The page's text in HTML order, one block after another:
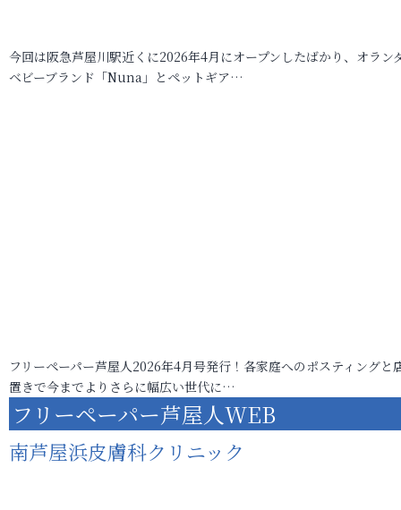
今回は阪急芦屋川駅近くに2026年4月にオープンしたばかり、オラン
ベビーブランド「Nuna」とペットギア…
フリーペーパー芦屋人2026年4月号発行！各家庭へのポスティングと
置きで今までよりさらに幅広い世代に…
フリーペーパー芦屋人WEB
南芦屋浜皮膚科クリニック